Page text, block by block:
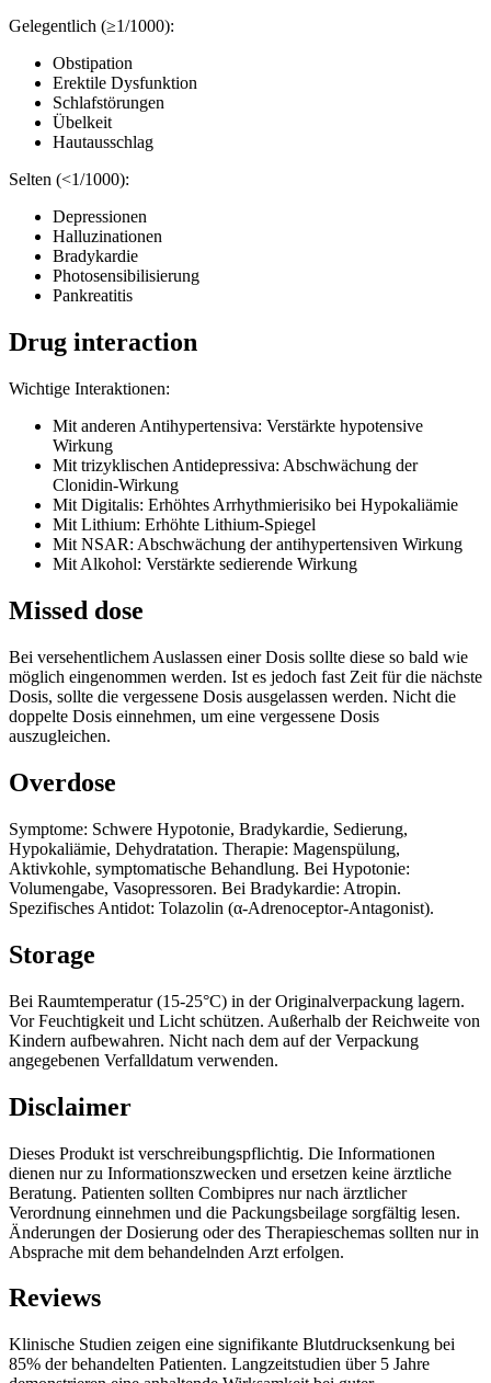
Gelegentlich (≥1/1000):
Obstipation
Erektile Dysfunktion
Schlafstörungen
Übelkeit
Hautausschlag
Selten (<1/1000):
Depressionen
Halluzinationen
Bradykardie
Photosensibilisierung
Pankreatitis
Drug interaction
Wichtige Interaktionen:
Mit anderen Antihypertensiva: Verstärkte hypotensive
Wirkung
Mit trizyklischen Antidepressiva: Abschwächung der
Clonidin-Wirkung
Mit Digitalis: Erhöhtes Arrhythmierisiko bei Hypokaliämie
Mit Lithium: Erhöhte Lithium-Spiegel
Mit NSAR: Abschwächung der antihypertensiven Wirkung
Mit Alkohol: Verstärkte sedierende Wirkung
Missed dose
Bei versehentlichem Auslassen einer Dosis sollte diese so bald wie
möglich eingenommen werden. Ist es jedoch fast Zeit für die nächste
Dosis, sollte die vergessene Dosis ausgelassen werden. Nicht die
doppelte Dosis einnehmen, um eine vergessene Dosis
auszugleichen.
Overdose
Symptome: Schwere Hypotonie, Bradykardie, Sedierung,
Hypokaliämie, Dehydratation. Therapie: Magenspülung,
Aktivkohle, symptomatische Behandlung. Bei Hypotonie:
Volumengabe, Vasopressoren. Bei Bradykardie: Atropin.
Spezifisches Antidot: Tolazolin (α-Adrenoceptor-Antagonist).
Storage
Bei Raumtemperatur (15-25°C) in der Originalverpackung lagern.
Vor Feuchtigkeit und Licht schützen. Außerhalb der Reichweite von
Kindern aufbewahren. Nicht nach dem auf der Verpackung
angegebenen Verfalldatum verwenden.
Disclaimer
Dieses Produkt ist verschreibungspflichtig. Die Informationen
dienen nur zu Informationszwecken und ersetzen keine ärztliche
Beratung. Patienten sollten Combipres nur nach ärztlicher
Verordnung einnehmen und die Packungsbeilage sorgfältig lesen.
Änderungen der Dosierung oder des Therapieschemas sollten nur in
Absprache mit dem behandelnden Arzt erfolgen.
Reviews
Klinische Studien zeigen eine signifikante Blutdrucksenkung bei
85% der behandelten Patienten. Langzeitstudien über 5 Jahre